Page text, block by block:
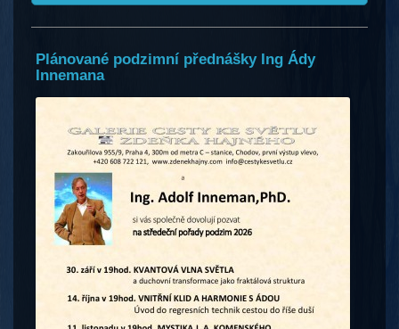
Plánované podzimní přednášky Ing Ády
Innemana